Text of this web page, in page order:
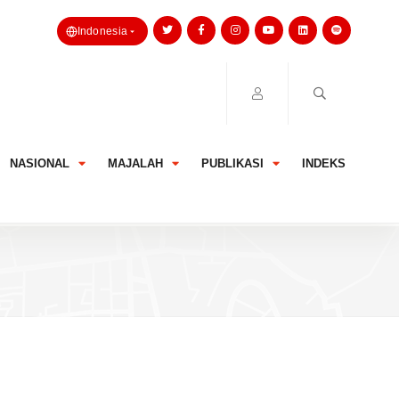
Indonesia
NASIONAL MAJALAH PUBLIKASI INDEKS